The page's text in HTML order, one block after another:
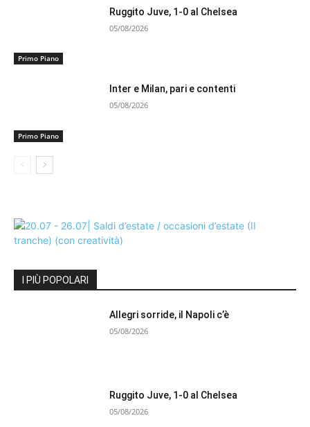
Primo Piano
Ruggito Juve, 1-0 al Chelsea
05/08/2026
Primo Piano
Inter e Milan, pari e contenti
05/08/2026
I PIÙ POPOLARI
Allegri sorride, il Napoli c’è
05/08/2026
Ruggito Juve, 1-0 al Chelsea
05/08/2026